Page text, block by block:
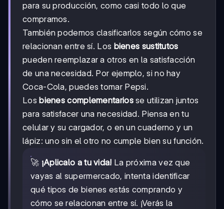
para su producción, como casi todo lo que
compramos.
También podemos clasificarlos según cómo se
relacionan entre sí. Los bienes sustitutos
pueden reemplazar a otros en la satisfacción
de una necesidad. Por ejemplo, si no hay
Coca-Cola, puedes tomar Pepsi.
Los bienes complementariosse utilizan juntos
para satisfacer una necesidad. Piensa en tu
celular y su cargador, o en un cuaderno y un
lápiz: uno sin el otro no cumple bien su función.
🚀 ¡Aplicalo a tu vida! La próxima vez que
vayas al supermercado, intenta identificar
qué tipos de bienes estás comprando y
cómo se relacionan entre sí. ¡Verás la